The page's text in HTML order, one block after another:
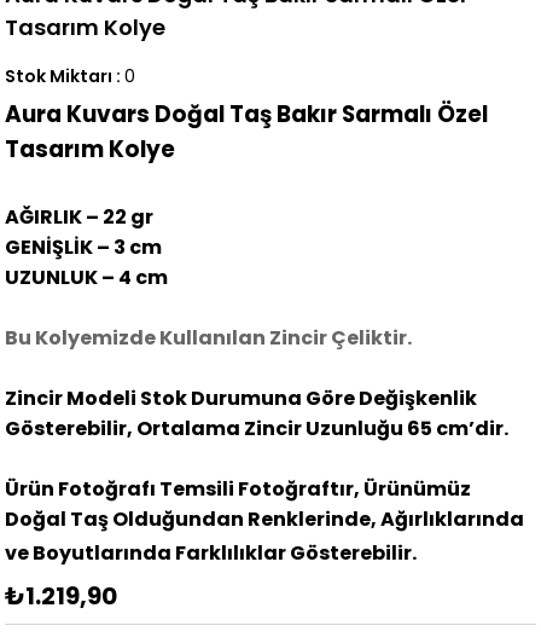
Tasarım Kolye
Stok Miktarı : 0
Aura Kuvars Doğal Taş Bakır Sarmalı Özel
Tasarım Kolye
AĞIRLIK – 22 gr
GENİŞLİK – 3 cm
UZUNLUK – 4 cm
Bu Kolyemizde Kullanılan Zincir Çeliktir.
Zincir Modeli Stok Durumuna Göre Değişkenlik
Gösterebilir, Ortalama Zincir Uzunluğu 65 cm’dir.
Ürün Fotoğrafı Temsili Fotoğraftır, Ürünümüz
Doğal Taş Olduğundan Renklerinde, Ağırlıklarında
ve Boyutlarında Farklılıklar Gösterebilir.
₺1.219,90